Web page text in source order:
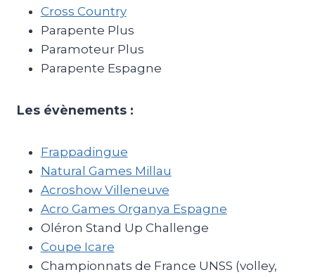
Cross Country
Parapente Plus
Paramoteur Plus
Parapente Espagne
Les évènements :
Frappadingue
Natural Games Millau
Acroshow Villeneuve
Acro Games Organya Espagne
Oléron Stand Up Challenge
Coupe Icare
Championnats de France UNSS (volley,